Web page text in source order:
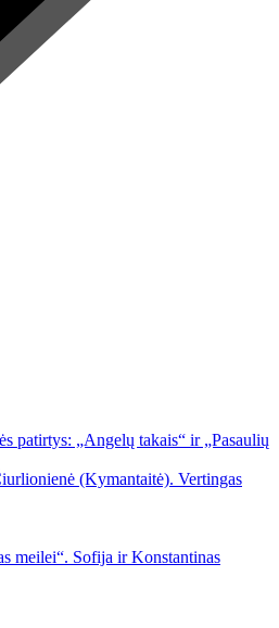
patirtys: „Angelų takais“ ir „Pasaulių
(Kymantaitė). Vertingas
meilei“. Sofija ir Konstantinas